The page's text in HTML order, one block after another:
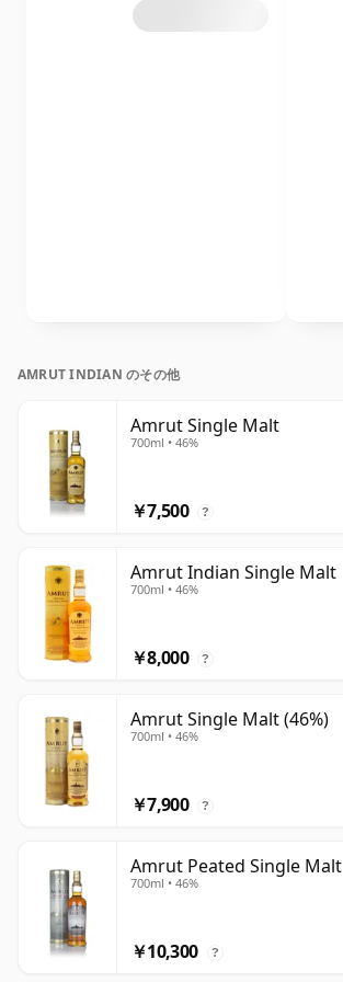
AMRUT INDIAN のその他
Amrut Single Malt
700ml • 46%
￥7,500 ?
Amrut Indian Single Malt
700ml • 46%
￥8,000 ?
Amrut Single Malt (46%)
700ml • 46%
￥7,900 ?
Amrut Peated Single Malt
700ml • 46%
￥10,300 ?